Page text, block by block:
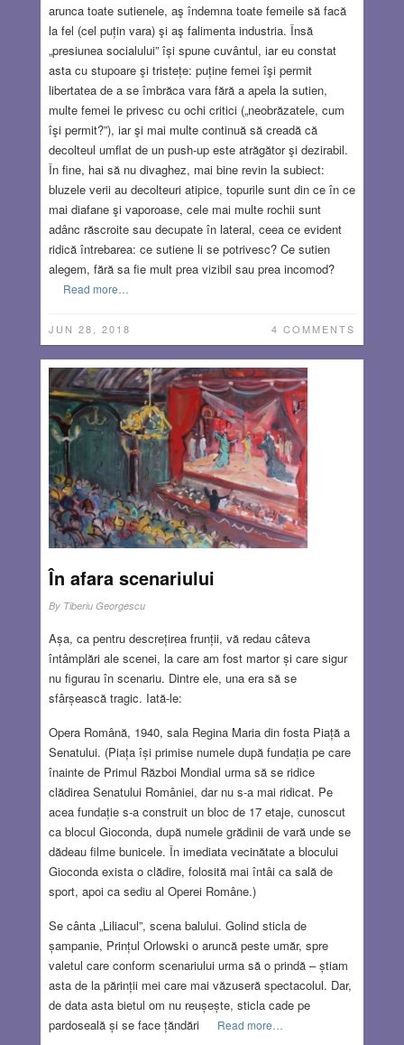
arunca toate sutienele, aş îndemna toate femeile să facă
la fel (cel puțin vara) şi aş falimenta industria. Însă
„presiunea socialului” își spune cuvântul, iar eu constat
asta cu stupoare şi tristețe: puține femei îşi permit
libertatea de a se îmbrăca vara fără a apela la sutien,
multe femei le privesc cu ochi critici („neobrăzatele, cum
îşi permit?”), iar şi mai multe continuă să creadă că
decolteul umflat de un push-up este atrăgător şi dezirabil.
În fine, hai să nu divaghez, mai bine revin la subiect:
bluzele verii au decolteuri atipice, topurile sunt din ce în ce
mai diafane şi vaporoase, cele mai multe rochii sunt
adânc răscroite sau decupate în lateral, ceea ce evident
ridică întrebarea: ce sutiene li se potrivesc? Ce sutien
alegem, fără sa fie mult prea vizibil sau prea incomod?
Read more…
JUN 28, 2018 4 COMMENTS
În afara scenariului
By Tiberiu Georgescu
Așa, ca pentru descrețirea frunții, vă redau câteva
întâmplări ale scenei, la care am fost martor și care sigur
nu figurau în scenariu. Dintre ele, una era să se
sfârșească tragic. Iată-le:
Opera Română, 1940, sala Regina Maria din fosta Piață a
Senatului. (Piața își primise numele după fundația pe care
înainte de Primul Război Mondial urma să se ridice
clădirea Senatului României, dar nu s-a mai ridicat. Pe
acea fundație s-a construit un bloc de 17 etaje, cunoscut
ca blocul Gioconda, după numele grădinii de vară unde se
dădeau filme bunicele. În imediata vecinătate a blocului
Gioconda exista o clădire, folosită mai întâi ca sală de
sport, apoi ca sediu al Operei Române.)
Se cânta „Liliacul”, scena balului. Golind sticla de
șampanie, Prințul Orlowski o aruncă peste umăr, spre
valetul care conform scenariului urma să o prindă – știam
asta de la părinții mei care mai văzuseră spectacolul. Dar,
de data asta bietul om nu reușește, sticla cade pe
pardoseală și se face țăndări
Read more…